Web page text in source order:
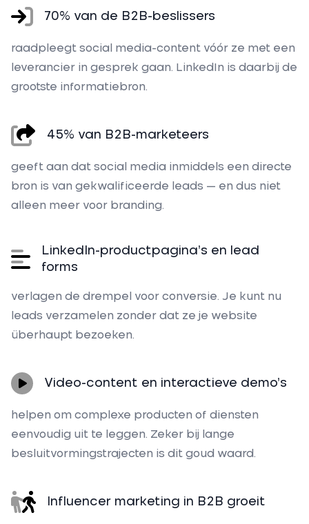
70% van de B2B-beslissers
raadpleegt social media-content vóór ze met een
leverancier in gesprek gaan. LinkedIn is daarbij de
grootste informatiebron.
45% van B2B-marketeers
geeft aan dat social media inmiddels een directe
bron is van gekwalificeerde leads — en dus niet
alleen meer voor branding.
LinkedIn-productpagina’s en lead
forms
verlagen de drempel voor conversie. Je kunt nu
leads verzamelen zonder dat ze je website
überhaupt bezoeken.
Video-content en interactieve demo’s
helpen om complexe producten of diensten
eenvoudig uit te leggen. Zeker bij lange
besluitvormingstrajecten is dit goud waard.
Influencer marketing in B2B groeit